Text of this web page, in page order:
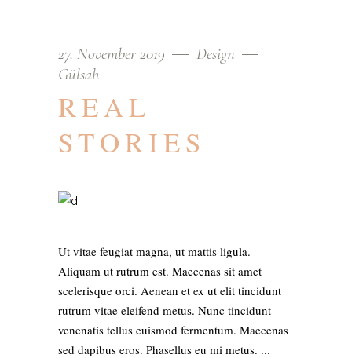
27. November 2019
Design
Gülsah
REAL
STORIES
Ut vitae feugiat magna, ut mattis ligula.
Aliquam ut rutrum est. Maecenas sit amet
scelerisque orci. Aenean et ex ut elit tincidunt
rutrum vitae eleifend metus. Nunc tincidunt
venenatis tellus euismod fermentum. Maecenas
sed dapibus eros. Phasellus eu mi metus.